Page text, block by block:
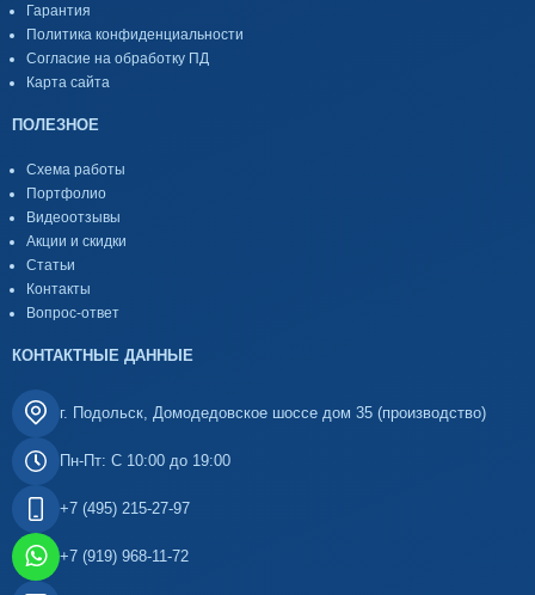
Гарантия
Политика конфиденциальности
Согласие на обработку ПД
Карта сайта
ПОЛЕЗНОЕ
Схема работы
Портфолио
Видеоотзывы
Акции и скидки
Статьи
Контакты
Вопрос-ответ
КОНТАКТНЫЕ ДАННЫЕ
г. Подольск, Домодедовское шоссе дом 35 (производство)
Пн-Пт: С 10:00 до 19:00
+7 (495) 215-27-97
+7 (919) 968-11-72